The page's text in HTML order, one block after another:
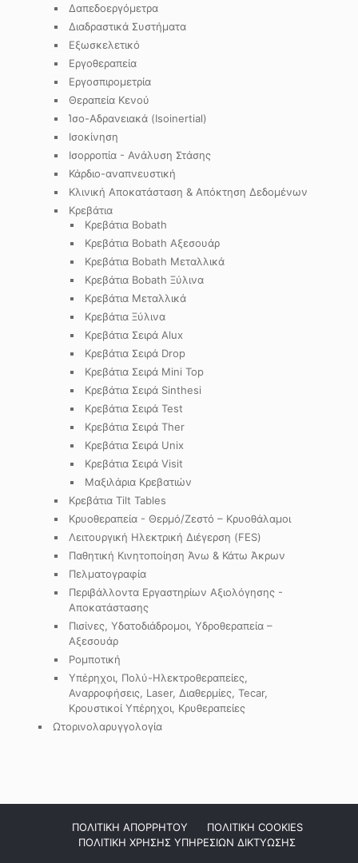
Δαπεδοεργόμετρα
Διαδραστικά Συστήματα
Εξωσκελετικό
Εργοθεραπεία
Εργοσπιρομετρία
Θεραπεία Κενού
Ίσο-Αδρανειακά (Isoinertial)
Ισοκίνηση
Ισορροπία - Ανάλυση Στάσης
Κάρδιο-αναπνευστική
Κλινική Αποκατάσταση & Απόκτηση Δεδομένων
Κρεβάτια
Κρεβάτια Bobath
Κρεβάτια Bobath Αξεσουάρ
Κρεβάτια Bobath Μεταλλικά
Κρεβάτια Bobath Ξύλινα
Κρεβάτια Μεταλλικά
Κρεβάτια Ξύλινα
Κρεβάτια Σειρά Alux
Κρεβάτια Σειρά Drop
Κρεβάτια Σειρά Mini Top
Κρεβάτια Σειρά Sinthesi
Κρεβάτια Σειρά Test
Κρεβάτια Σειρά Ther
Κρεβάτια Σειρά Unix
Κρεβάτια Σειρά Visit
Μαξιλάρια Κρεβατιών
Κρεβάτια Tilt Tables
Κρυοθεραπεία - Θερμό/Ζεστό – Κρυοθάλαμοι
Λειτουργική Ηλεκτρική Διέγερση (FES)
Παθητική Κινητοποίηση Άνω & Κάτω Άκρων
Πελματογραφία
Περιβάλλοντα Εργαστηρίων Αξιολόγησης -
Αποκατάστασης
Πισίνες, Υδατοδιάδρομοι, Υδροθεραπεία –
Αξεσουάρ
Ρομποτική
Υπέρηχοι, Πολύ-Ηλεκτροθεραπείες,
Αναρροφήσεις, Laser, Διαθερμίες, Tecar,
Κρουστικοί Υπέρηχοι, Κρυθεραπείες
Ωτορινολαρυγγολογία
ΠΟΛΙΤΙΚΗ ΑΠΟΡΡΗΤΟΥ
ΠΟΛΙΤΙΚΗ COOKIES
ΠΟΛΙΤΙΚΗ ΧΡΗΣΗΣ ΥΠΗΡΕΣΙΩΝ ΔΙΚΤΥΩΣΗΣ